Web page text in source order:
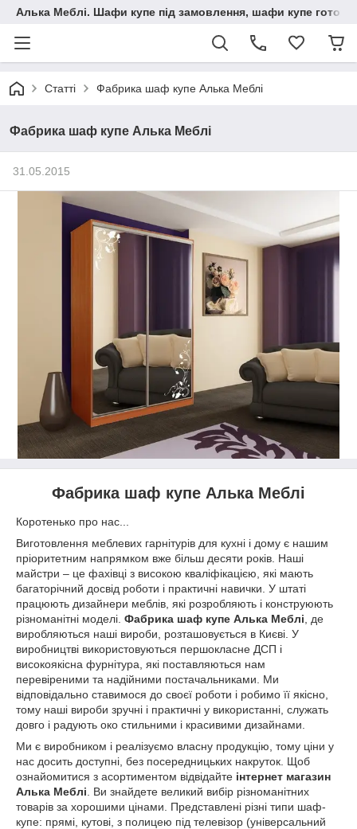
Алька Меблі. Шафи купе під замовлення, шафи купе готові,
Статті Фабрика шаф купе Алька Меблі
Фабрика шаф купе Алька Меблі
31.05.2015
Фабрика шаф купе Алька Меблі
Коротенько про нас...
Виготовлення меблевих гарнітурів для кухні і дому є нашим
пріоритетним напрямком вже більш десяти років. Наші
майстри – це фахівці з високою кваліфікацією, які мають
багаторічний досвід роботи і практичні навички. У штаті
працюють дизайнери меблів, які розробляють і конструюють
різноманітні моделі. Фабрика шаф купе Алька Меблі , де
виробляються наші вироби, розташовується в Києві. У
виробництві використовуються першокласне ДСП і
високоякісна фурнітура, які поставляються нам
перевіреними та надійними постачальниками. Ми
відповідально ставимося до своєї роботи і робимо її якісно,
тому наші вироби зручні і практичні у використанні, служать
довго і радують око стильними і красивими дизайнами.
Ми є виробником і реалізуємо власну продукцію, тому ціни у
нас досить доступні, без посередницьких накруток. Щоб
ознайомитися з асортиментом відвідайте інтернет магазин
Алька Меблі . Ви знайдете великий вибір різноманітних
товарів за хорошими цінами. Представлені різні типи шаф-
купе: прямі, кутові, з полицею під телевізор (універсальний